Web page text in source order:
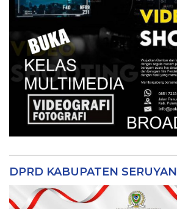
DPRD KABUPATEN SERUYAN